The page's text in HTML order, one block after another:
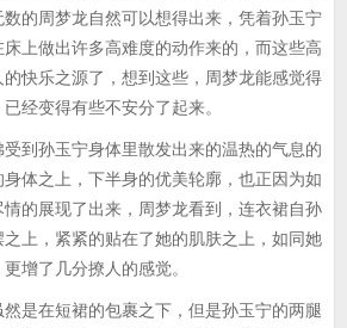
的周梦龙自然可以想得出来，凭着孙玉宁
上做出许多高难度的动作来的，而这些高
快乐之源了，想到这些，周梦龙能感觉得
经变得有些不安分了起来。
孙玉宁身体里散发出来的温热的气息的
体之上，下半身的优美轮廓，也正因为如
的展现了出来，周梦龙看到，连衣裙自孙
上，紧紧的贴在了她的肌肤之上，如同她
增了几分撩人的感觉。
在短裙的包裹之下，但是孙玉宁的两腿